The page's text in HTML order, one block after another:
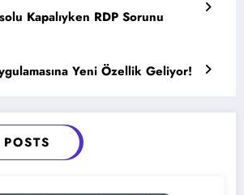
Kapalıyken RDP Sorunu
Yeni Özellik Geliyor!